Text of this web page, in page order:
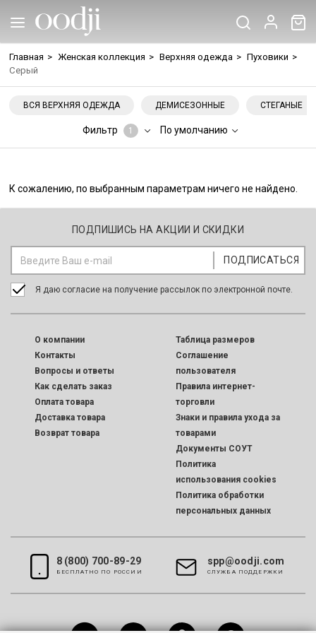
Главная > Женская коллекция > Верхняя одежда > Пуховики >
Серый
ВСЯ ВЕРХНЯЯ ОДЕЖДА ДЕМИСЕЗОННЫЕ СТЕГАНЫЕ
Фильтр 1 По умолчанию
К сожалению, по выбранным параметрам ничего не найдено.
ПОДПИШИСЬ НА АКЦИИ И СКИДКИ
Я даю согласие на получение рассылок по электронной почте.
O компании
Контакты
Вопросы и ответы
Как сделать заказ
Оплата товара
Доставка товара
Возврат товара
Таблица размеров
Соглашение
пользователя
Правила интернет-
торговли
Знаки и правила ухода за
товарами
Документы СОУТ
Политика
использования cookies
Политика обработки
персональных данных
8 (800) 700-89-29
БЕСПЛАТНО ПО РОССИИ
spp@oodji.com
CЛУЖБА ПОДДЕРЖКИ